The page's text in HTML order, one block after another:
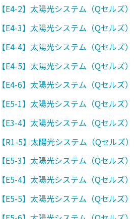
【E4-2】太陽光システム（Qセルズ）
【E4-3】太陽光システム（Qセルズ）
【E4-4】太陽光システム（Qセルズ）
【E4-5】太陽光システム（Qセルズ）
【E4-6】太陽光システム（Qセルズ）
【E5-1】太陽光システム（Qセルズ）
【E3-4】太陽光システム（Qセルズ）
【R1-5】太陽光システム（Qセルズ）
【E5-3】太陽光システム（Qセルズ）
【E5-4】太陽光システム（Qセルズ）
【E5-5】太陽光システム（Qセルズ）